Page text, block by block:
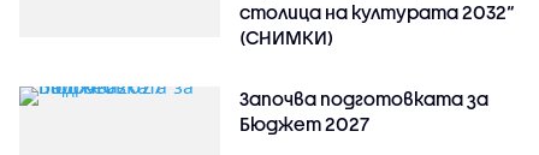
столица на културата 2032“
(СНИМКИ)
Започва подготовката за
Бюджет 2027